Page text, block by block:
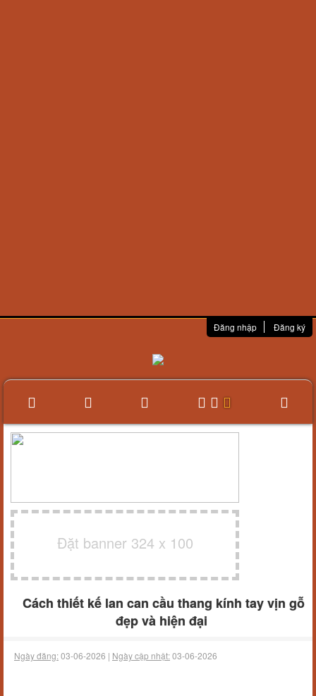
Đăng nhập Đăng ký
Đặt banner 324 x 100
Cách thiết kế lan can cầu thang kính tay vịn gỗ
đẹp và hiện đại
Ngày đăng:03-06-2026 | Ngày cập nhật:03-06-2026